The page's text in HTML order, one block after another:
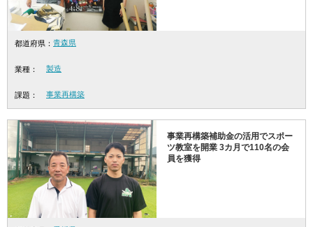
都道府県： 青森県
業種： 製造
課題： 事業再構築
事業再構築補助金の活用でスポー
ツ教室を開業 3カ月で110名の会
員を獲得